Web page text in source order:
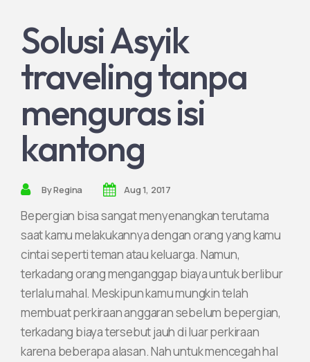
Join Partnership
Solusi Asyik
traveling tanpa
menguras isi
kantong
ByRegina Aug 1, 2017
Bepergian bisa sangat menyenangkan terutama
saat kamu melakukannya dengan orang yang kamu
cintai seperti teman atau keluarga. Namun,
terkadang orang menganggap biaya untuk berlibur
terlalu mahal. Meskipun kamu mungkin telah
membuat perkiraan anggaran sebelum bepergian,
terkadang biaya tersebut jauh di luar perkiraan
karena beberapa alasan. Nah untuk mencegah hal